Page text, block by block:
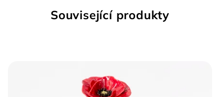
Související produkty